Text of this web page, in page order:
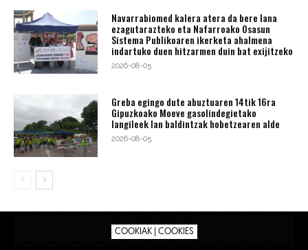
Navarrabiomed kalera atera da bere lana
ezagutarazteko eta Nafarroako Osasun
Sistema Publikoaren ikerketa ahalmena
indartuko duen hitzarmen duin bat exijitzeko
2026-08-05
Greba egingo dute abuztuaren 14tik 16ra
Gipuzkoako Moeve gasolindegietako
langileek lan baldintzak hobetzearen alde
2026-08-05
COOKIAK | COOKIES